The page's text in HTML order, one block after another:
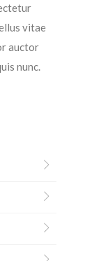
vitae
auctor
nunc.